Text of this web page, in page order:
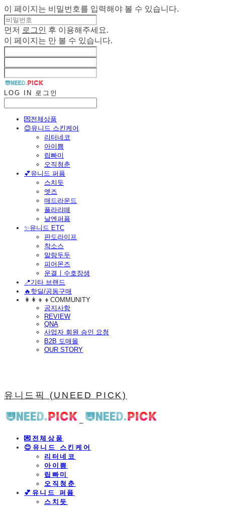
이 페이지는 비밀번호를 입력해야 볼 수 있습니다.
먼저 로그인
후 이용해주세요.
이 페이지는 만 볼 수 있습니다.
LOG IN 로그인
💌전체상품
😊유니드 스킨케어
리터네코
아이쁨
립빠미
오직청춘
💕유니드 퍼퓸
스치듯
엣즈
매드라운드
플라리떼
날엔퍼퓸
​✨유니드 ETC
판도라이프
착소스
말랑두두
피어몬즈
운결ㅣ수호장생
📍기타 브랜드
🔥핫딜/공동구매
👩‍👩‍👦‍👦COMMUNITY
공지사항
REVIEW
QNA
사업자 회원 승인 요청
B2B 도매몰
OUR STORY
유니드픽 (UNEED PICK)
💌전체상품
😊유니드 스킨케어
리터네코
아이쁨
립빠미
오직청춘
💕유니드 퍼퓸
스치듯